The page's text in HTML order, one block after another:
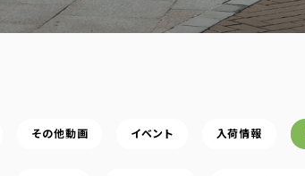
その他動画 イベント 入荷情報